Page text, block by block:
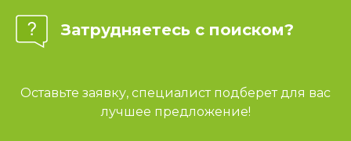
Затрудняетесь с поиском?
Оставьте заявку, специалист подберет для вас
лучшее предложение!